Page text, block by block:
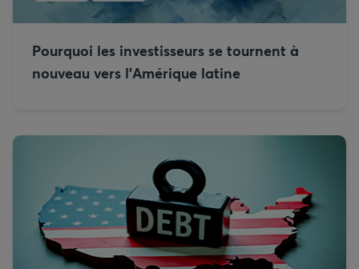
Pourquoi les investisseurs se tournent à
nouveau vers l’Amérique latine